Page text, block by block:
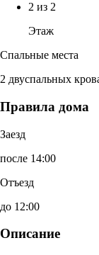
2 из 2
Этаж
Спальные места
2 двуспальных
Правила дома
Заезд
после 14:00
Отъезд
до 12:00
Описание